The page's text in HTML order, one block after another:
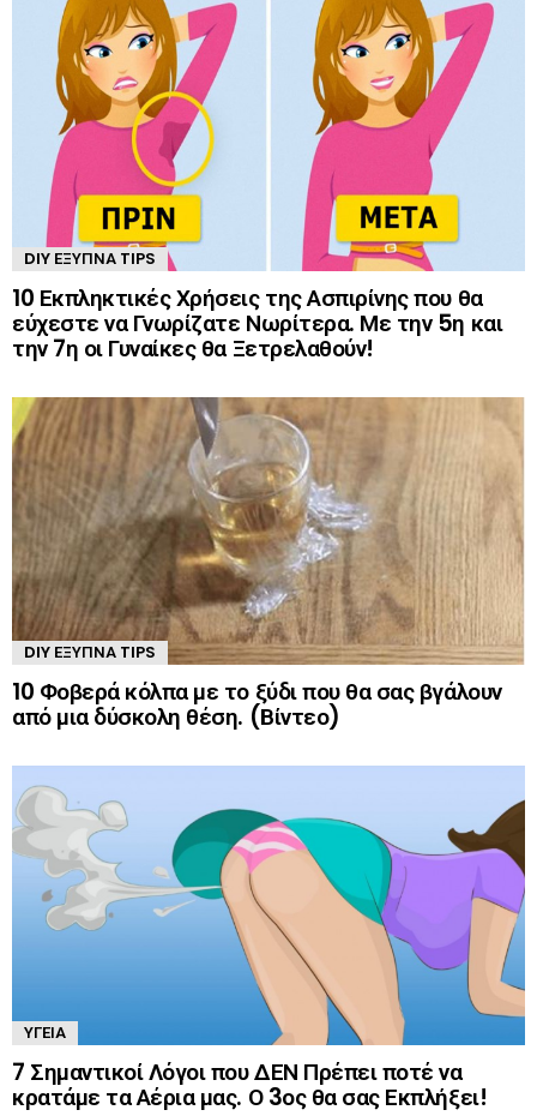
DIY ΈΞΥΠΝΑ TIPS
10 Εκπληκτικές Χρήσεις της Ασπιρίνης που θα
εύχεστε να Γνωρίζατε Νωρίτερα. Με την 5η και
την 7η οι Γυναίκες θα Ξετρελαθούν!
DIY ΈΞΥΠΝΑ TIPS
10 Φοβερά κόλπα με το ξύδι που θα σας βγάλουν
από μια δύσκολη θέση. (Βίντεο)
ΥΓΕΊΑ
7 Σημαντικοί Λόγοι που ΔΕΝ Πρέπει ποτέ να
κρατάμε τα Αέρια μας. Ο 3ος θα σας Εκπλήξει!